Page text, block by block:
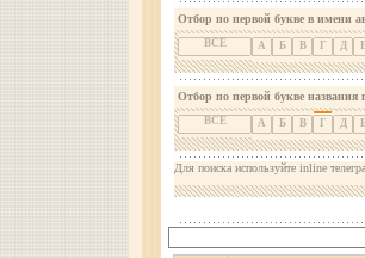
Отбор по первой букве в имени
ВСЕ А Б В Г Д
Отбор по первой букве названия
ВСЕ А Б В Г Д
Для поиска используйте inline